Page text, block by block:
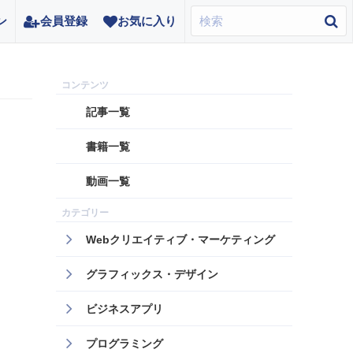
会員登録 お気に入り
記事一覧
書籍一覧
動画一覧
Webクリエイティブ・マーケティング
グラフィックス・デザイン
ビジネスアプリ
プログラミング